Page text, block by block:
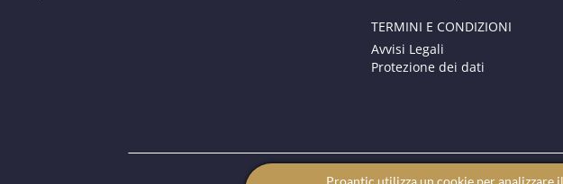
TERMINI E CONDIZIONI
Avvisi Legali
Protezione dei dati
Proantic utilizza un cookie per